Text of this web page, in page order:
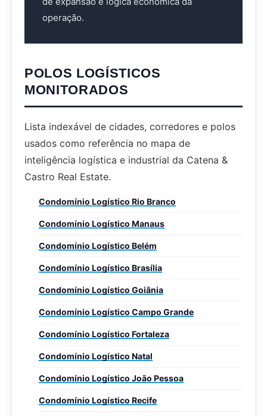
operação.
POLOS LOGÍSTICOS
MONITORADOS
Lista indexável de cidades, corredores e polos
usados como referência no mapa de
inteligência logística e industrial da Catena &
Castro Real Estate.
Condomínio Logístico Rio Branco
Condomínio Logístico Manaus
Condomínio Logístico Belém
Condomínio Logístico Brasília
Condomínio Logístico Goiânia
Condomínio Logístico Campo Grande
Condomínio Logístico Fortaleza
Condomínio Logístico Natal
Condomínio Logístico João Pessoa
Condomínio Logístico Recife